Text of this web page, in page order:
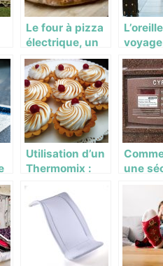
Le four à pizza
électrique, un
dispositif
capital pour la
cuisson de
votre pizza
gadget
être à
Utilisation d’un
Thermomix :
une
votre